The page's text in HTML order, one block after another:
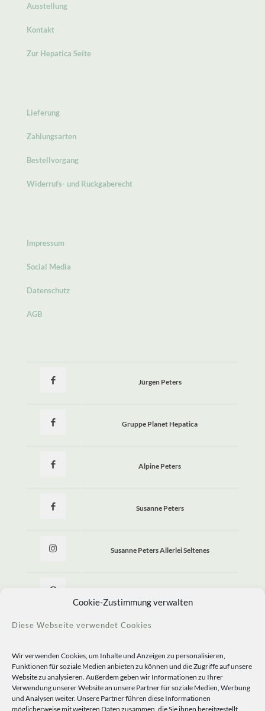
Cookie-Zustimmung verwalten
Diese Webseite verwendet Cookies
Wir verwenden Cookies, um Inhalte und Anzeigen zu personalisieren,
Funktionen für soziale Medien anbieten zu können und die Zugriffe auf unsere
Website zu analysieren. Außerdem geben wir Informationen zu Ihrer
Verwendung unserer Website an unsere Partner für soziale Medien, Werbung
und Analysen weiter. Unsere Partner führen diese Informationen
möglicherweise mit weiteren Daten zusammen, die Sie ihnen bereitgestellt
Ausstellung
Kontakt
Zur Hepatica Seite
Lieferung
Zahlungsarten
Bestellvorgang
Widerrufs- und Rückgaberecht
Impressum
Social Media
Datenschutz
AGB
Jürgen Peters
Gruppe Planet Hepatica
Alpine Peters
Susanne Peters
Susanne Peters Allerlei Seltenes